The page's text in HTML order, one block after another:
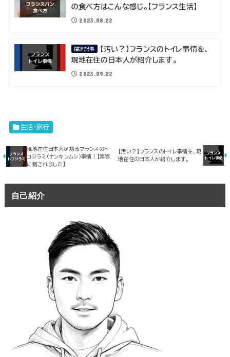
の食べ方はこんな感じ。【フランス生活】
2023.08.22
関連記事
【汚い？】フランスのトイレ事情を、
現地在住の日本人が紹介します。
2023.09.22
生活・旅行
現地在住日本人が語るフランスのト
コジラミ（ナンキンムシ）事情！【実際
に刺されました】
【汚い？】フランスのトイレ事情を、現
地在住の日本人が紹介します。
自己紹介